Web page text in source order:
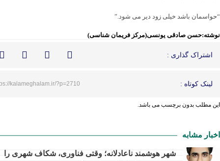
“حواسمان باشد خیلی زود دیر می شود.”
نوشته:حسن صادقی یونسی(مرکز فریمان شناسی)
اشتراک گذاری :
لینک کوتاه : kalameghalam.ir/?p=2710
این مطلب بدون برچسب می باشد.
اخبار مشابه
شهر هوشمند ناعادلانه؛ وقتی فناوری، شکاف شهری را